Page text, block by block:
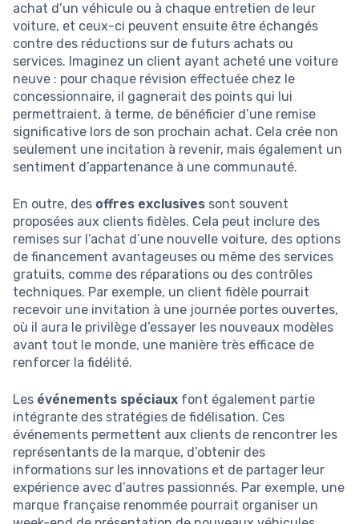
achat d’un véhicule ou à chaque entretien de leur
voiture, et ceux-ci peuvent ensuite être échangés
contre des réductions sur de futurs achats ou
services. Imaginez un client ayant acheté une voiture
neuve : pour chaque révision effectuée chez le
concessionnaire, il gagnerait des points qui lui
permettraient, à terme, de bénéficier d’une remise
significative lors de son prochain achat. Cela crée non
seulement une incitation à revenir, mais également un
sentiment d’appartenance à une communauté.
En outre, des offres exclusives sont souvent
proposées aux clients fidèles. Cela peut inclure des
remises sur l’achat d’une nouvelle voiture, des options
de financement avantageuses ou même des services
gratuits, comme des réparations ou des contrôles
techniques. Par exemple, un client fidèle pourrait
recevoir une invitation à une journée portes ouvertes,
où il aura le privilège d’essayer les nouveaux modèles
avant tout le monde, une manière très efficace de
renforcer la fidélité.
Les événements spéciaux font également partie
intégrante des stratégies de fidélisation. Ces
événements permettent aux clients de rencontrer les
représentants de la marque, d’obtenir des
informations sur les innovations et de partager leur
expérience avec d’autres passionnés. Par exemple, une
marque française renommée pourrait organiser un